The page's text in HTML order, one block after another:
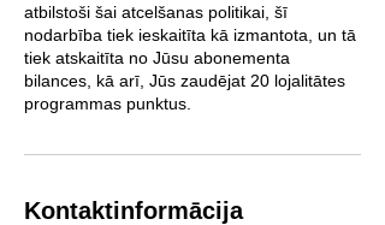
atbilstoši šai atcelšanas politikai, šī
nodarbība tiek ieskaitīta kā izmantota, un tā
tiek atskaitīta no Jūsu abonementa
bilances, kā arī, Jūs zaudējat 20 lojalitātes
programmas punktus.
Kontaktinformācija